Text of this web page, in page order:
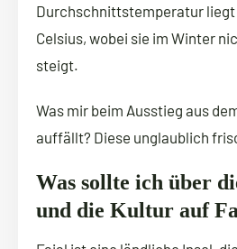
Durchschnittstemperatur liegt
Celsius, wobei sie im Winter
steigt.
Was mir beim Ausstieg aus
auffällt? Diese unglaublich
Was sollte ich über
und die Kultur auf